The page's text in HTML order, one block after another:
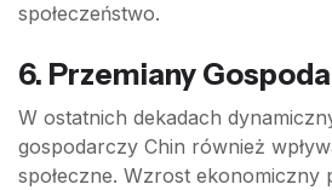
społeczeństwo.
6. Przemiany
W ostatnich dekadach
gospodarczy Chin również
społeczne. Wzrost ekonomiczny